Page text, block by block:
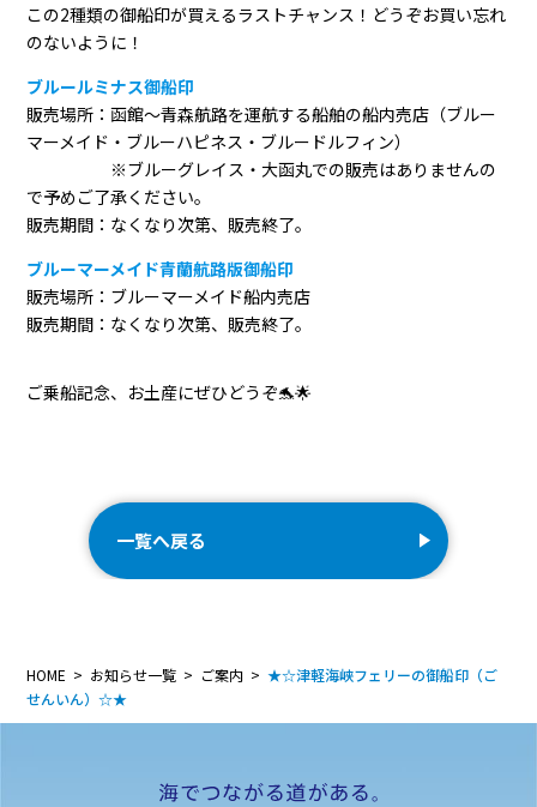
この2種類の御船印が買えるラストチャンス！どうぞお買い忘れ
のないように！
ブルールミナス御船印
販売場所：函館～青森航路を運航する船舶の船内売店（ブルー
マーメイド・ブルーハピネス・ブルードルフィン）
※ブルーグレイス・大函丸での販売はありませんの
で予めご了承ください。
販売期間：なくなり次第、販売終了。
ブルーマーメイド青蘭航路版御船印
販売場所：ブルーマーメイド船内売店
販売期間：なくなり次第、販売終了。
ご乗船記念、お土産にぜひどうぞ🐬🌟
一覧へ戻る
HOME お知らせ一覧 ご案内
★☆津軽海峡フェリーの御船印（ご
せんいん）☆★